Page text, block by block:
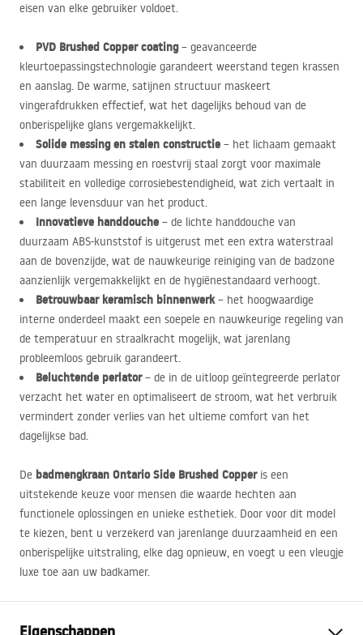
eisen van elke gebruiker voldoet.
PVD Brushed Copper coating– geavanceerde
kleurtoepassingstechnologie garandeert weerstand tegen krassen
en aanslag. De warme, satijnen structuur maskeert
vingerafdrukken effectief, wat het dagelijks behoud van de
onberispelijke glans vergemakkelijkt.
Solide messing en stalen constructie – het lichaam gemaakt
van duurzaam messing en roestvrij staal zorgt voor maximale
stabiliteit en volledige corrosiebestendigheid, wat zich vertaalt in
een lange levensduur van het product.
Innovatieve handdouche – de lichte handdouche van
duurzaam ABS-kunststof is uitgerust met een extra waterstraal
aan de bovenzijde, wat de nauwkeurige reiniging van de badzone
aanzienlijk vergemakkelijkt en de hygiënestandaard verhoogt.
Betrouwbaar keramisch binnenwerk– het hoogwaardige
interne onderdeel maakt een soepele en nauwkeurige regeling van
de temperatuur en straalkracht mogelijk, wat jarenlang
probleemloos gebruik garandeert.
Beluchtende perlator– de in de uitloop geïntegreerde perlator
verzacht het water en optimaliseert de stroom, wat het verbruik
vermindert zonder verlies van het ultieme comfort van het
dagelijkse bad.
De badmengkraan Ontario Side Brushed Copperis een
uitstekende keuze voor mensen die waarde hechten aan
functionele oplossingen en unieke esthetiek. Door voor dit model
te kiezen, bent u verzekerd van jarenlange duurzaamheid en een
onberispelijke uitstraling, elke dag opnieuw, en voegt u een vleugje
luxe toe aan uw badkamer.